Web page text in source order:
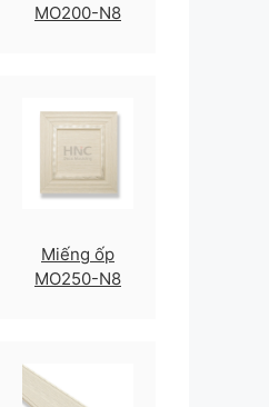
MO200-N8
Miếng ốp
MO250-N8